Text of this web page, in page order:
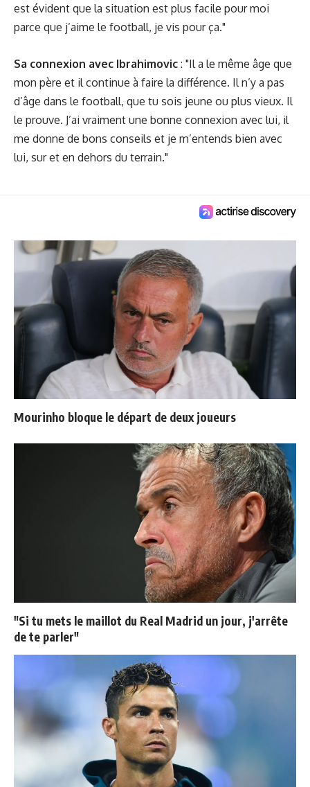
est évident que la situation est plus facile pour moi
parce que j’aime le football, je vis pour ça."
Sa connexion avec Ibrahimovic : "Il a le même âge que
mon père et il continue à faire la différence. Il n’y a pas
d’âge dans le football, que tu sois jeune ou plus vieux. Il
le prouve. J’ai vraiment une bonne connexion avec lui, il
me donne de bons conseils et je m’entends bien avec
lui, sur et en dehors du terrain."
Mourinho bloque le départ de deux joueurs
"Si tu mets le maillot du Real Madrid un jour, j'arrête
de te parler"